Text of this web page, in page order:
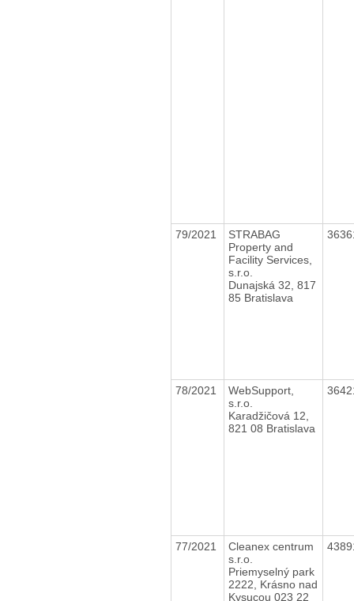
79/2021
STRABAG
Property and
Facility Services,
s.r.o.
Dunajská 32, 817
85 Bratislava
78/2021
WebSupport,
s.r.o.
Karadžičová 12,
821 08 Bratislava
77/2021
Cleanex centrum
s.r.o.
Priemyselný park
2222, Krásno nad
Kysucou 023 22